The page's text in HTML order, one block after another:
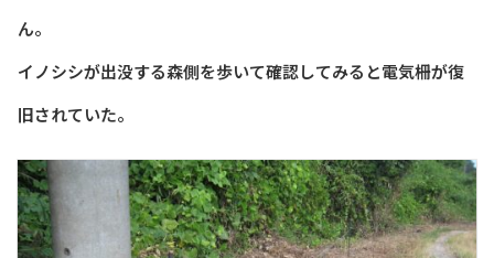
ん。
イノシシが出没する森側を歩いて確認してみると電気柵が復
旧されていた。